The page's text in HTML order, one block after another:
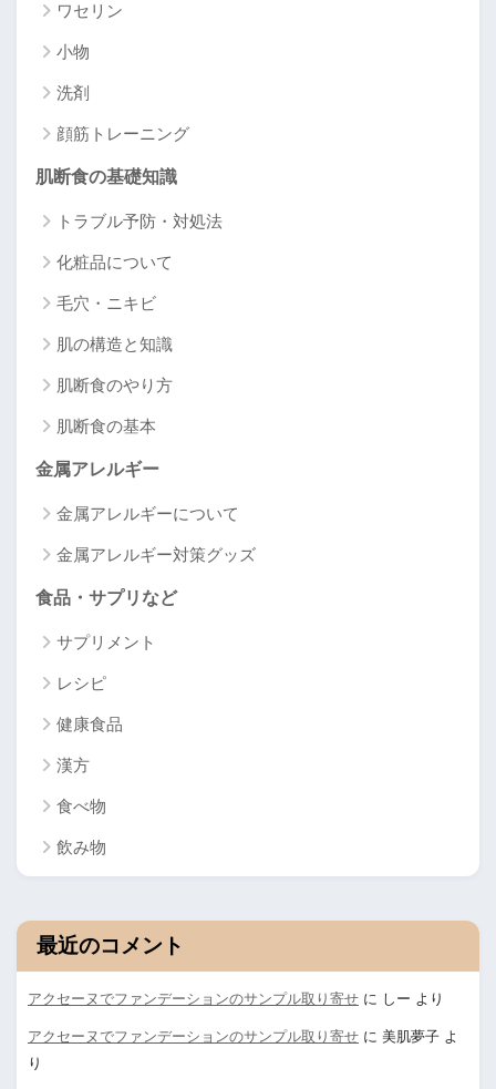
ワセリン
小物
洗剤
顔筋トレーニング
肌断食の基礎知識
トラブル予防・対処法
化粧品について
毛穴・ニキビ
肌の構造と知識
肌断食のやり方
肌断食の基本
金属アレルギー
金属アレルギーについて
金属アレルギー対策グッズ
食品・サプリなど
サプリメント
レシピ
健康食品
漢方
食べ物
飲み物
最近のコメント
アクセーヌでファンデーションのサンプル取り寄せ に しー より
アクセーヌでファンデーションのサンプル取り寄せ に 美肌夢子 よ
り